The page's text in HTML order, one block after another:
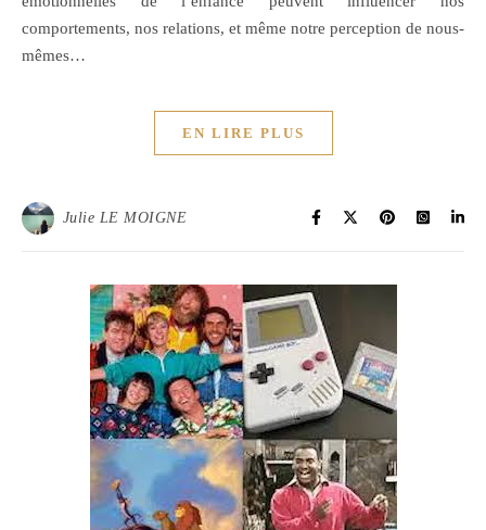
comportements, nos relations, et même notre perception de nous-
mêmes…
EN LIRE PLUS
Julie LE MOIGNE